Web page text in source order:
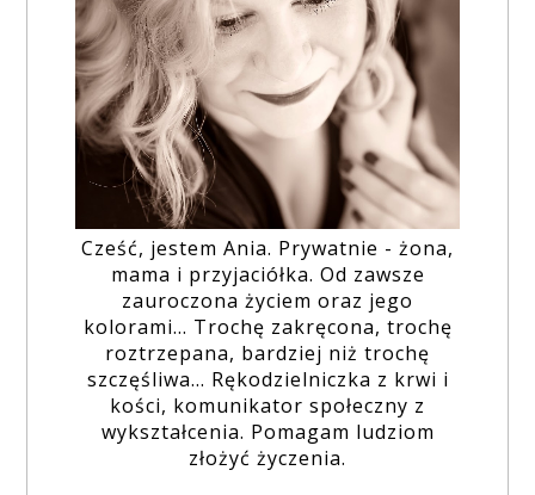
Cześć, jestem Ania. Prywatnie - żona,
mama i przyjaciółka. Od zawsze
zauroczona życiem oraz jego
kolorami... Trochę zakręcona, trochę
roztrzepana, bardziej niż trochę
szczęśliwa... Rękodzielniczka z krwi i
kości, komunikator społeczny z
wykształcenia. Pomagam ludziom
złożyć życzenia.